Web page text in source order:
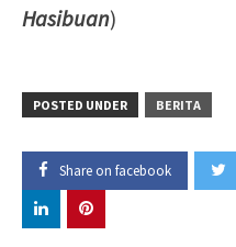
Hasibuan)
POSTED UNDER BERITA
Share on facebook